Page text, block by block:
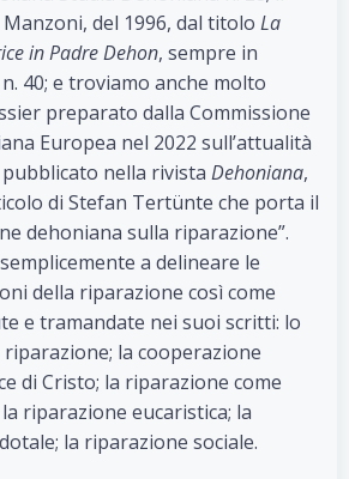
del 1996, dal titolo La
in Padre Dehon, sempre in
40; e troviamo anche molto
preparato dalla Commissione
Europea nel 2022 sull’attualità
nella rivista Dehoniana,
di Stefan Tertünte che porta il
dehoniana sulla riparazione”.
a delineare le
della riparazione così come
e tramandate nei suoi scritti: lo
la cooperazione
di Cristo; la riparazione come
riparazione eucaristica; la
la riparazione sociale.